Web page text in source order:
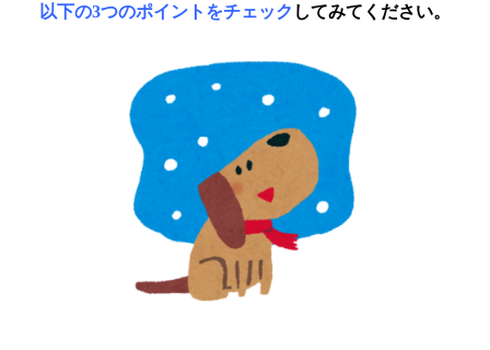
以下の3つのポイントをチェック してみてください。